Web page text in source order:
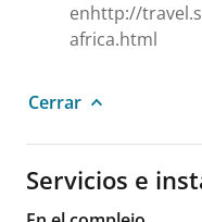
enhttp://
africa.html
Cerrar
Servicios e